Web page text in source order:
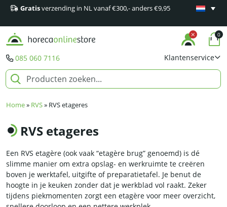
Gratisverzending in NL vanaf €300,- anders €9,95
Minimaal
085 060 7116 Klantenservice
0
Home» RVS» RVS etageres
RVS etageres
Een RVS etagère (ook vaak “etagère brug” genoemd) is dé
slimme manier om extra opslag- en werkruimte te creëren
boven je werktafel, uitgifte of preparatietafel. Je benut de
hoogte in je keuken zonder dat je werkblad vol raakt. Zeker
tijdens piekmomenten zorgt een etagère voor meer overzicht,